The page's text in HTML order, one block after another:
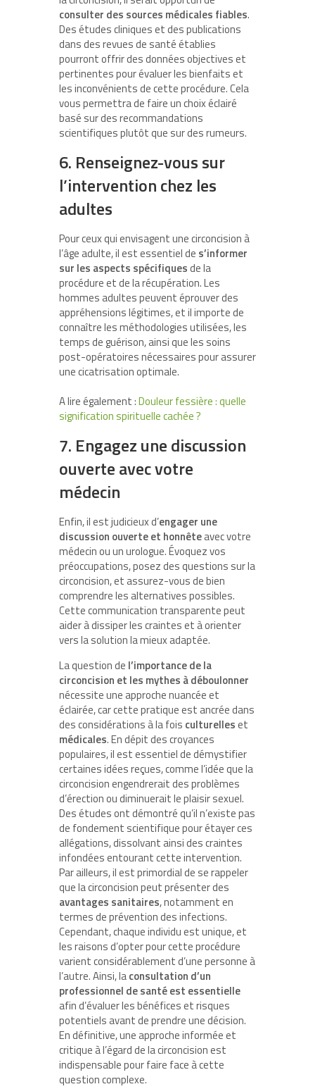
consulter des sources médicales fiables.
Des études cliniques et des publications
dans des revues de santé établies
pourront offrir des données objectives et
pertinentes pour évaluer les bienfaits et
les inconvénients de cette procédure. Cela
vous permettra de faire un choix éclairé
basé sur des recommandations
scientifiques plutôt que sur des rumeurs.
6. Renseignez-vous sur
l’intervention chez les
adultes
Pour ceux qui envisagent une circoncision à
l’âge adulte, il est essentiel de s’informer
sur les aspects spécifiquesde la
procédure et de la récupération. Les
hommes adultes peuvent éprouver des
appréhensions légitimes, et il importe de
connaître les méthodologies utilisées, les
temps de guérison, ainsi que les soins
post-opératoires nécessaires pour assurer
une cicatrisation optimale.
A lire également :Douleur fessière : quelle
signification spirituelle cachée ?
7. Engagez une discussion
ouverte avec votre
médecin
Enfin, il est judicieux d’engager une
discussion ouverte et honnêteavec votre
médecin ou un urologue. Évoquez vos
préoccupations, posez des questions sur la
circoncision, et assurez-vous de bien
comprendre les alternatives possibles.
Cette communication transparente peut
aider à dissiper les craintes et à orienter
vers la solution la mieux adaptée.
La question de l’importance de la
circoncision et les mythes à déboulonner
nécessite une approche nuancée et
éclairée, car cette pratique est ancrée dans
des considérations à la fois culturelleset
médicales. En dépit des croyances
populaires, il est essentiel de démystifier
certaines idées reçues, comme l’idée que la
circoncision engendrerait des problèmes
d’érection ou diminuerait le plaisir sexuel.
Des études ont démontré qu’il n’existe pas
de fondement scientifique pour étayer ces
allégations, dissolvant ainsi des craintes
infondées entourant cette intervention.
Par ailleurs, il est primordial de se rappeler
que la circoncision peut présenter des
avantages sanitaires, notamment en
termes de prévention des infections.
Cependant, chaque individu est unique, et
les raisons d’opter pour cette procédure
varient considérablement d’une personne à
l’autre. Ainsi, laconsultation d’un
professionnel de santé est essentielle
afin d’évaluer les bénéfices et risques
potentiels avant de prendre une décision.
En définitive, une approche informée et
critique à l’égard de la circoncision est
indispensable pour faire face à cette
question complexe.